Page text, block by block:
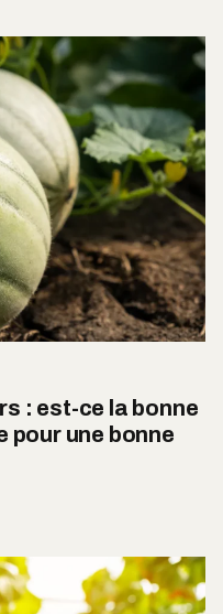
: est-ce la bonne
pour une bonne